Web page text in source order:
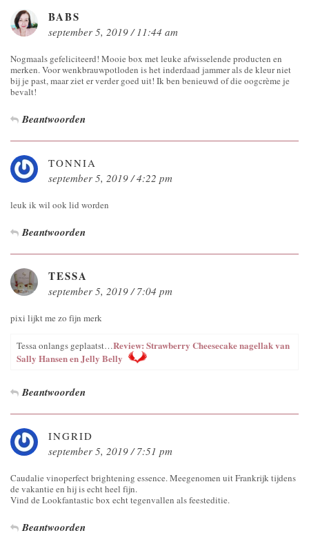
BABS
september 5, 2019 / 11:44 am
Nogmaals gefeliciteerd! Mooie box met leuke afwisselende producten en
merken. Voor wenkbrauwpotloden is het inderdaad jammer als de kleur niet
bij je past, maar ziet er verder goed uit! Ik ben benieuwd of die oogcrème je
bevalt!
Beantwoorden
TONNIA
september 5, 2019 / 4:22 pm
leuk ik wil ook lid worden
Beantwoorden
TESSA
september 5, 2019 / 7:04 pm
pixi lijkt me zo fijn merk
Tessa onlangs geplaatst…Review: Strawberry Cheesecake nagellak van
Sally Hansen en Jelly Belly
Beantwoorden
INGRID
september 5, 2019 / 7:51 pm
Caudalie vinoperfect brightening essence. Meegenomen uit Frankrijk tijdens
de vakantie en hij is echt heel fijn.
Vind de Lookfantastic box echt tegenvallen als feesteditie.
Beantwoorden